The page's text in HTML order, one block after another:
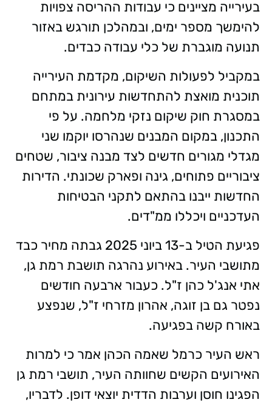
בעירייה מציינים כי עבודות ההריסה צפויות
להימשך מספר ימים, ובמהלכן תורגש באזור
תנועה מוגברת של כלי עבודה כבדים.
במקביל לפעולות השיקום, מקדמת העירייה
תוכנית מואצת להתחדשות עירונית במתחם
במסגרת חוק שיקום נזקי מלחמה. על פי
התכנון, במקום המבנים שנהרסו יוקמו שני
מגדלי מגורים חדשים לצד מבנה ציבור, שטחים
ציבוריים פתוחים, גינה ופארק שכונתי. הדירות
החדשות ייבנו בהתאם לתקני הבטיחות
העדכניים ויכללו ממ"דים.
פגיעת הטיל ב-13 ביוני 2025 גבתה מחיר כבד
מתושבי העיר. באירוע נהרגה תושבת רמת גן,
אתי אנג'ל כהן ז"ל. כעבור ארבעה חודשים
נפטר גם בן זוגה, אהרון מזרחי ז"ל, שנפצע
באורח קשה בפגיעה.
ראש העיר כרמל שאמה הכהן אמר כי למרות
האירועים הקשים שחוותה העיר, תושבי רמת גן
הפגינו חוסן וערבות הדדית יוצאי דופן. לדבריו,